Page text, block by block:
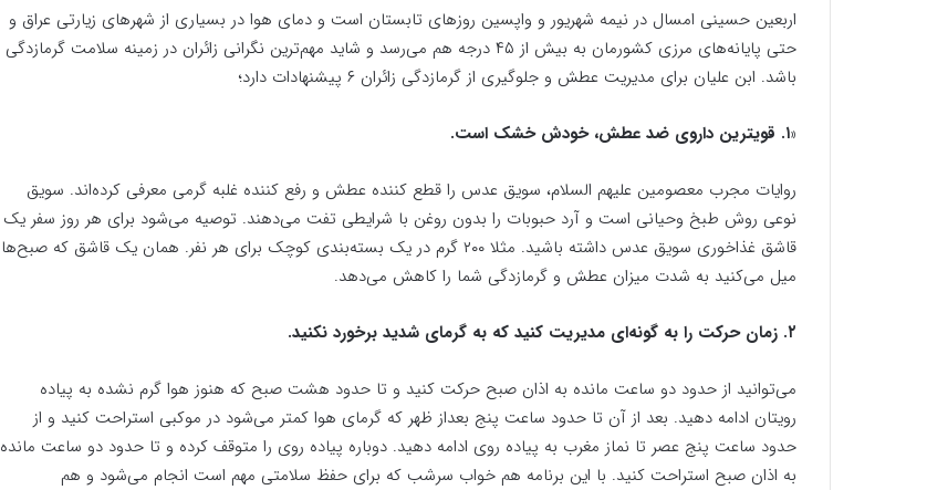
اربعین حسینی امسال در نیمه شهریور و واپسین روزهای تابستان است و دمای هوا در بسیاری از شهرهای زیارتی عراق و
حتی پایانه‌های مرزی کشورمان به بیش از ۴۵ درجه هم می‌رسد و شاید مهم‌ترین نگرانی زائران در زمینه سلامت گرمازدگی
باشد. ابن علیان برای مدیریت عطش و جلوگیری از گرمازدگی زائران ۶ پیشنهادات دارد؛
«۱. قویترین داروی ضد عطش، خودش خشک است.
روایات مجرب معصومین علیهم السلام، سویق عدس را قطع کننده عطش و رفع کننده غلبه گرمی معرفی کرده‌اند. سویق
نوعی روش طبخ وحیانی است و آرد حبوبات را بدون روغن با شرایطی تفت می‌دهند. توصیه می‌شود برای هر روز سفر یک
قاشق غذاخوری سویق عدس داشته باشید. مثلا ۲۰۰ گرم در یک بسته‌بندی کوچک برای هر نفر. همان یک قاشق که صبح‌ها
میل می‌کنید به شدت میزان عطش و گرمازدگی شما را کاهش می‌دهد.
۲. زمان حرکت را به گونه‌ای مدیریت کنید که به گرمای شدید برخورد نکنید.
می‌توانید از حدود دو ساعت مانده به اذان صبح حرکت کنید و تا حدود هشت صبح که هنوز هوا گرم نشده به پیاده
رویتان ادامه دهید. بعد از آن تا حدود ساعت پنج بعداز ظهر که گرمای هوا کمتر می‌شود در موکبی استراحت کنید و از
حدود ساعت پنج عصر تا نماز مغرب به پیاده روی ادامه دهید. دوباره پیاده روی را متوقف کرده و تا حدود دو ساعت مانده
به اذان صبح استراحت کنید. با این برنامه هم خواب سرشب که برای حفظ سلامتی مهم است انجام می‌شود و هم